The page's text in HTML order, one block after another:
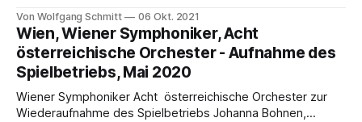
wieder ein höchst erfreuliches Erlebnis, wenn man feststellt,
mit wie viel Engagement, Liebe und Phantasie diese kleine
Bühne sich auch an die größeren Klassiker der
Opernliteratur herantraut.Die
Von Wolfgang Schmitt 06 Okt. 2021
Wien, Wiener Symphoniker, Acht
österreichische Orchester - Aufnahme des
Spielbetriebs, Mai 2020
Wiener Symphoniker Acht österreichische Orchester zur
Wiederaufnahme des Spielbetriebs Johanna Bohnen,